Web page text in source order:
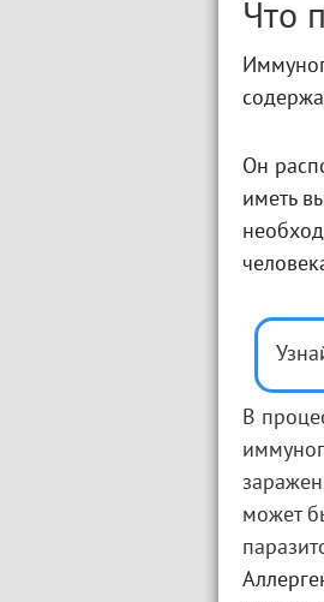
Что
Он
иметь
В
может